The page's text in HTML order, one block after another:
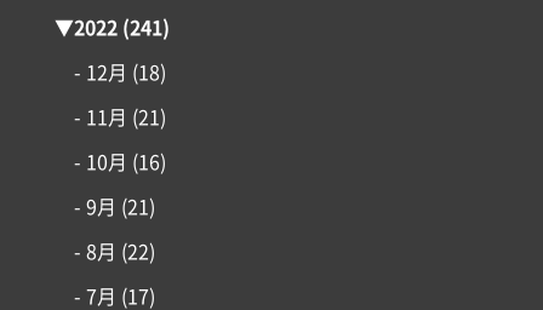
▼2022 (241)
- 12月 (18)
- 11月 (21)
- 10月 (16)
- 9月 (21)
- 8月 (22)
- 7月 (17)